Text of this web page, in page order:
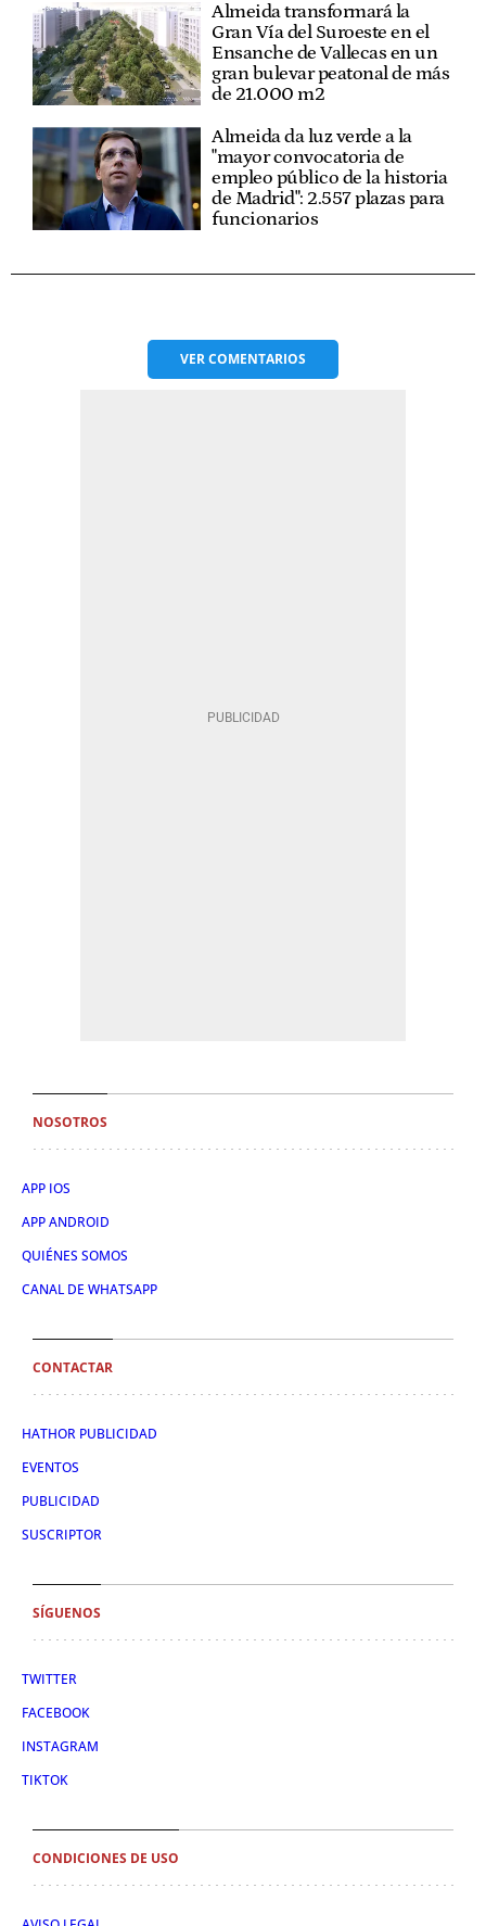
Almeida transformará la
Gran Vía del Suroeste en el
Ensanche de Vallecas en un
gran bulevar peatonal de más
de 21.000 m2
Almeida da luz verde a la
"mayor convocatoria de
empleo público de la historia
de Madrid": 2.557 plazas para
funcionarios
VERCOMENTARIOS
NOSOTROS
APP IOS
APP ANDROID
QUIÉNES SOMOS
CANAL DE WHATSAPP
CONTACTAR
HATHOR PUBLICIDAD
EVENTOS
PUBLICIDAD
SUSCRIPTOR
SÍGUENOS
TWITTER
FACEBOOK
INSTAGRAM
TIKTOK
CONDICIONES DE USO